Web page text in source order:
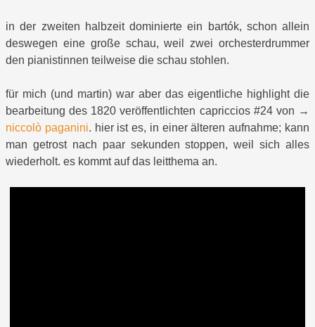
in der zweiten halbzeit dominierte ein bartók, schon allein
deswegen eine große schau, weil zwei orchesterdrummer
den pianistinnen teilweise die schau stohlen.
für mich (und martin) war aber das eigentliche highlight die
bearbeitung des 1820 veröffentlichten capriccios #24 von →
niccolò paganini. hier ist es, in einer älteren aufnahme; kann
man getrost nach paar sekunden stoppen, weil sich alles
wiederholt. es kommt auf das leitthema an.